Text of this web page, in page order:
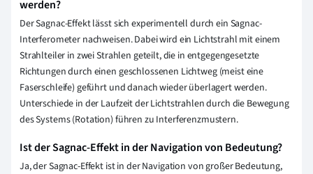
werden?
Der Sagnac-Effekt lässt sich experimentell durch ein Sagnac-
Interferometer nachweisen. Dabei wird ein Lichtstrahl mit einem
Strahlteiler in zwei Strahlen geteilt, die in entgegengesetzte
Richtungen durch einen geschlossenen Lichtweg (meist eine
Faserschleife) geführt und danach wieder überlagert werden.
Unterschiede in der Laufzeit der Lichtstrahlen durch die Bewegung
des Systems (Rotation) führen zu Interferenzmustern.
Ist der Sagnac-Effekt in der Navigation von Bedeutung?
Ja, der Sagnac-Effekt ist in der Navigation von großer Bedeutung,